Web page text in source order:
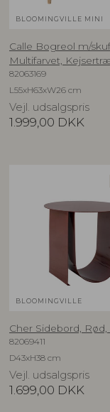
BLOOMINGVILLE MINI
Calle Bogreol m/
Multifarvet,
82063169
L55xH63xW26 cm
Vejl. udsalgspris
1.999,00 DKK
BLOOMINGVILLE
Cher Sidebord,
82069411
D43xH38 cm
Vejl. udsalgspris
1.699,00 DKK